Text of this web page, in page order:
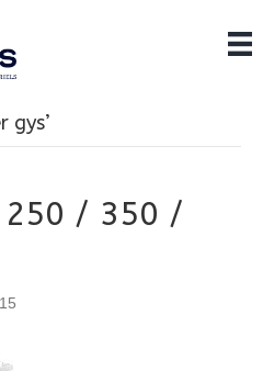
gys’
250 / 350 /